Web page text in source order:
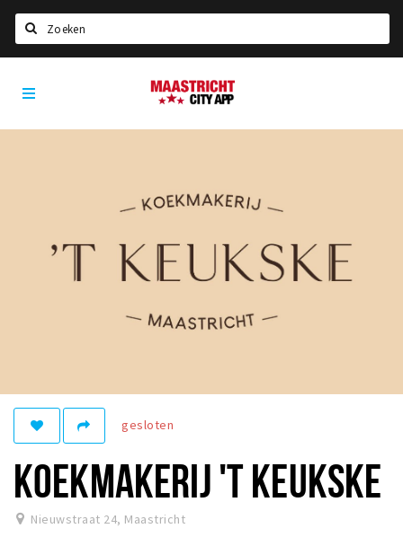
Home
Agenda
Winkels
Winkelgebieden
Bezienswaardigheden
Musea, theaters & podia
Maastricht
City
gesloten
KOEKMAKERIJ 'T KEUKSKE
Nieuwstraat 24, Maastricht